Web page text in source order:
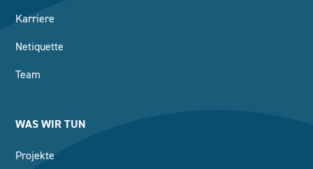
Karriere
Netiquette
Team
WAS WIR TUN
Projekte